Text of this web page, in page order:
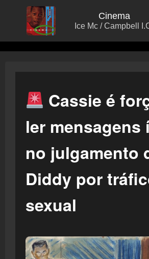
Cinema
Ice Mc / Campbell
Cassie é
ler mensagens
no julgamento
Diddy por
sexual